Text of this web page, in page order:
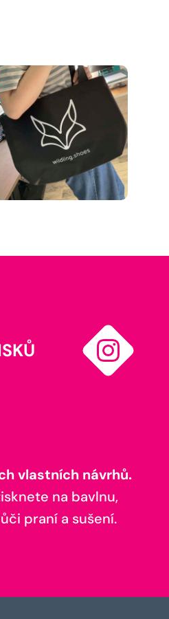
vlastních návrhů.
na bavlnu,
praní a sušení.